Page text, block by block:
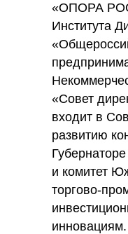
«ОПОРА
Института
«Совет
входит в
развитию
и комитет
торгово-
инновациям.